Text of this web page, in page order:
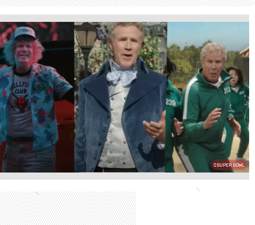
SUPER BOWL